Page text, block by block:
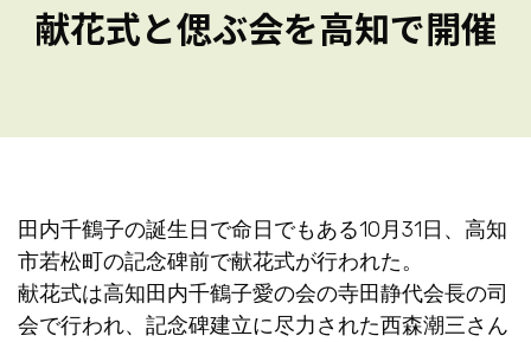
献花式と偲ぶ会を高知で開催
田内千鶴子の誕生日で命日でもある10月31日、高知
市若松町の記念碑前で献花式が行われた。
献花式は高知田内千鶴子愛の会の寺田静代会長の司
会で行われ、記念碑建立に尽力された西森潮三さん